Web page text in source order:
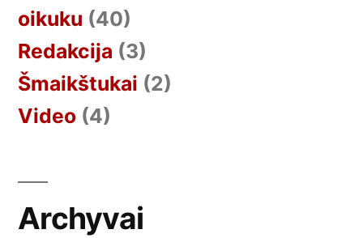
oikuku (40)
Redakcija (3)
Šmaikštukai (2)
Video (4)
Archyvai